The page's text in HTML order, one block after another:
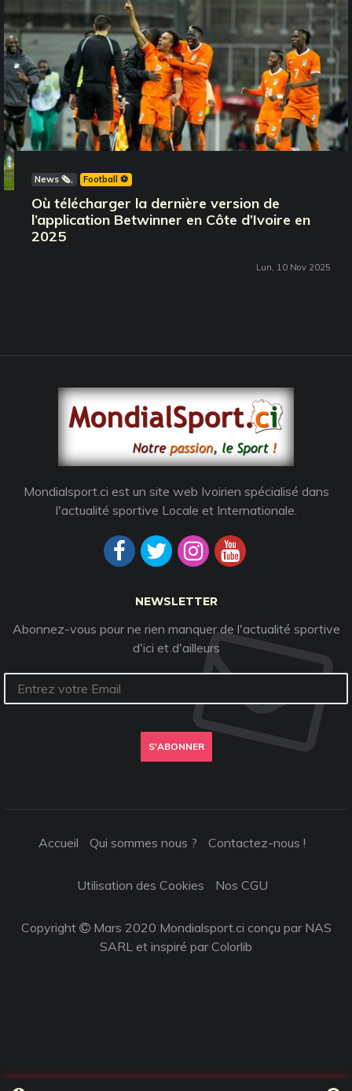
News 🗞️ Football ⚽️
Où télécharger la dernière version de
l’application Betwinner en Côte d’Ivoire en
2025
Lun, 10 Nov 2025
Mondialsport.ci est un site web Ivoirien spécialisé dans
l'actualité sportive Locale et Internationale.
NEWSLETTER
Abonnez-vous pour ne rien manquer de l'actualité sportive
d'ici et d'ailleurs
S'ABONNER
Accueil Qui sommes nous ? Contactez-nous !
Utilisation des Cookies Nos CGU
Copyright
Mars 2020 Mondialsport.ci conçu par NAS
SARL et inspiré parColorlib